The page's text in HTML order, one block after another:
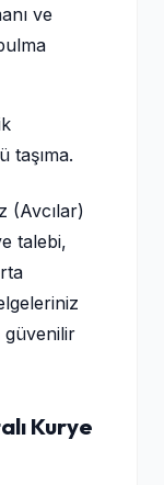
ve
taşıma.
(Avcılar)
talebi,
güvenilir
Kurye